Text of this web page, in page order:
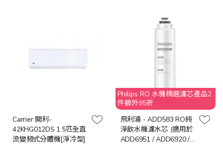
Carrier 開利-
42KHG012DS 1.5匹全直
流變頻式分體機[淨冷型]
Philips RO 水機精選濾芯產品2
件額外95折
飛利浦 - ADD583 RO純
淨飲水機濾水芯 (適用於
ADD6951 / ADD6920 /